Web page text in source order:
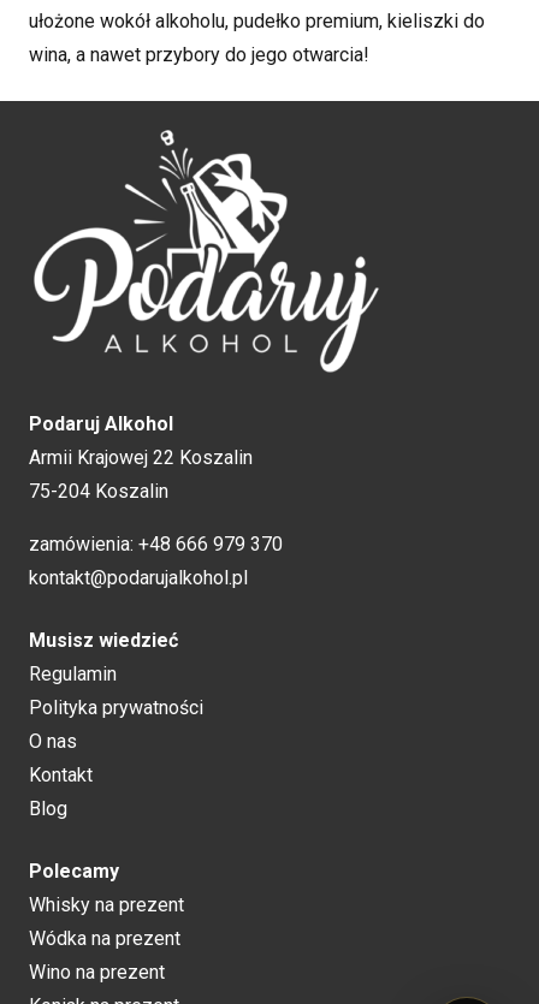
ułożone wokół alkoholu, pudełko premium, kieliszki do
wina, a nawet przybory do jego otwarcia!
Podaruj Alkohol
Armii Krajowej 22 Koszalin
75-204 Koszalin
zamówienia: +48 666 979 370
kontakt@podarujalkohol.pl
Musisz wiedzieć
Regulamin
Polityka prywatności
O nas
Kontakt
Blog
Polecamy
Whisky na prezent
Wódka na prezent
Wino na prezent